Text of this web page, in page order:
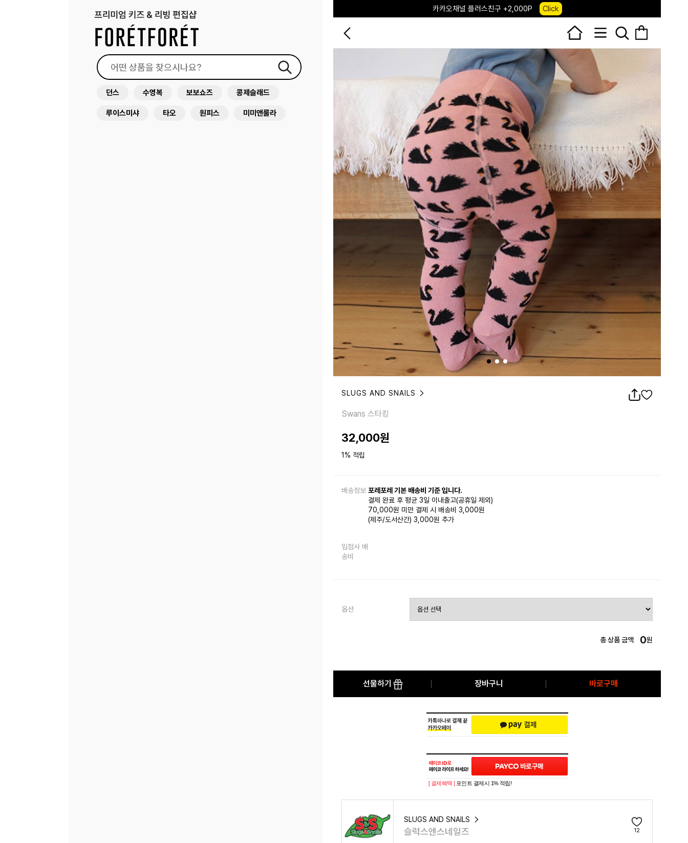
포레포레 앱 다운로드 +3,000P
Down
Click
SLUGS AND SNAILS
Swans 스타킹
32,000원
1% 적립
배송정보 포레포레 기본 배송비 기준 입니다.
결제 완료 후 평균 3일 이내출고(공휴일 제외)
70,000원 미만 결제 시 배송비 3,000원
(제주/도서산간) 3,000원 추가
입점사 배
송비
옵션
총 상품 금액 0원
선물하기 장바구니 바로구매
[ 결제혜택 ] 포인트 결제시 1% 적립!
SLUGS AND SNAILS
슬럭스앤스네일즈 12
던스 수영복 보보쇼즈 콩제슬래드
루이스미샤 타오 원피스 미미앤룰라